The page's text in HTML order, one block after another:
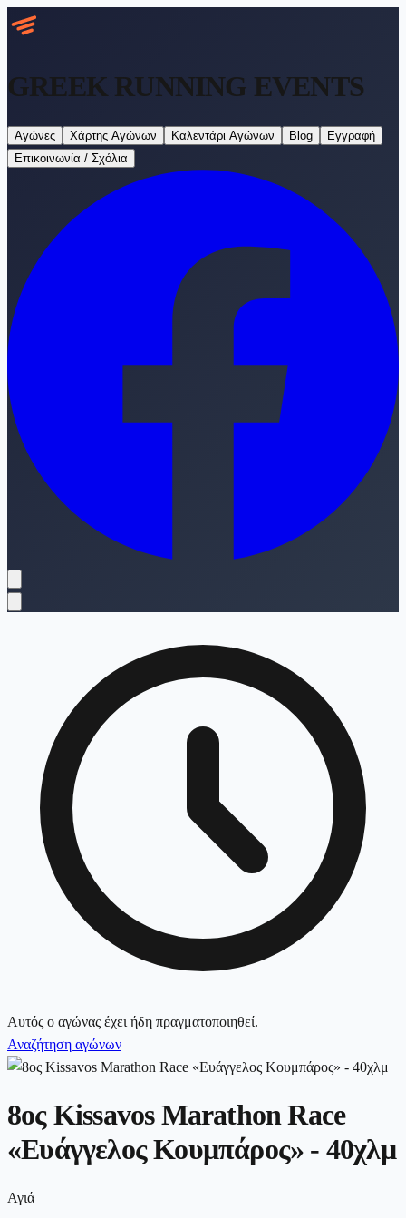
GREEK RUNNING EVENTS
Αγώνες Χάρτης Αγώνων Καλεντάρι Αγώνων Blog
Εγγραφή
Επικοινωνία / Σχόλια
Αυτός ο αγώνας έχει ήδη πραγματοποιηθεί.
Αναζήτηση αγώνων
8ος Kissavos Marathon Race
«Ευάγγελος Κουμπάρος» - 40χλμ
Αγιά